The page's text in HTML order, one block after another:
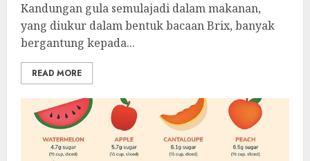
Kandungan gula semulajadi dalam makanan,
yang diukur dalam bentuk bacaan Brix, banyak
bergantung kepada...
READ MORE